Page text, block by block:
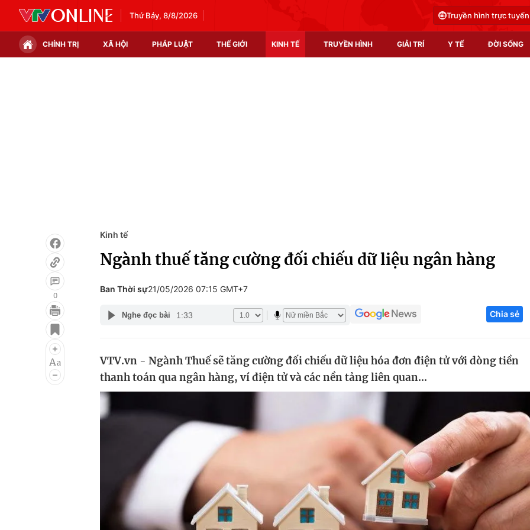
Thứ Bảy, 8/8/2026 Truyền hình trực tuyến
CHÍNH TRỊ XÃ HỘI PHÁP LUẬT THẾ GIỚI KINH TẾ TRUYỀN HÌNH GIẢI TRÍ Y TẾ ĐỜI SỐNG
Infographic
Điện ảnh
Âm nhạc
Làm đẹp
Chất lượng cuộc sống
Giáo dục
Học trực tuyến
Công nghệ
Sản phẩm
Thị trường
Tư vấn
0
Kinh tế
Ngành thuế tăng cường đối chiếu dữ liệu ngân hàng
Ban Thời sự21/05/2026 07:15 GMT+7
Nghe đọc bài 1:33 Chia sẻ
VTV.vn - Ngành Thuế sẽ tăng cường đối chiếu dữ liệu hóa đơn điện tử với dòng tiền
thanh toán qua ngân hàng, ví điện tử và các nền tảng liên quan...